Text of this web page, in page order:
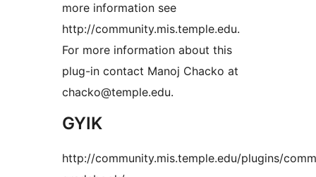
more information see
http://community.mis.temple.edu.
For more information about this
plug-in contact Manoj Chacko at
chacko@temple.edu.
GYIK
http://community.mis.temple.edu/plugins/